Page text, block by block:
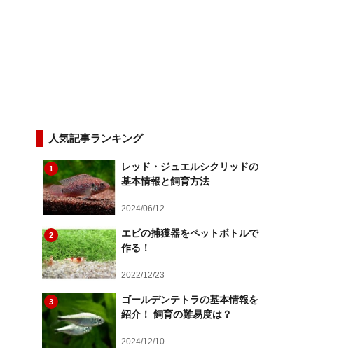
人気記事ランキング
1
レッド・ジュエルシクリッドの
基本情報と飼育方法
2024/06/12
2
エビの捕獲器をペットボトルで
作る！
2022/12/23
3
ゴールデンテトラの基本情報を
紹介！ 飼育の難易度は？
2024/12/10